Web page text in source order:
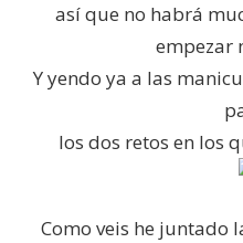
así que no habrá
empezar
Y yendo ya a las
los dos retos en los
Como veis he juntado